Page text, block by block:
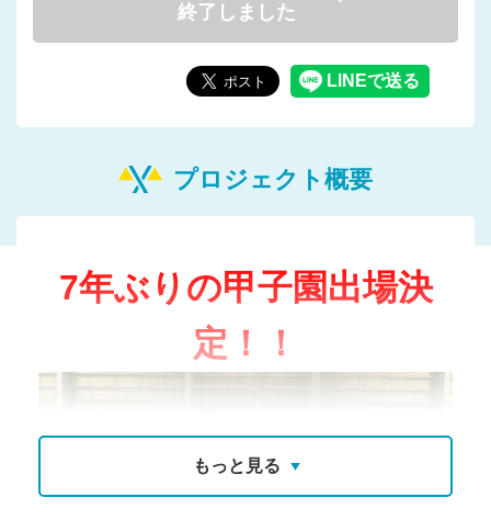
終了しました
プロジェクト概要
7年ぶりの甲子園出場決
定！！
もっと見る